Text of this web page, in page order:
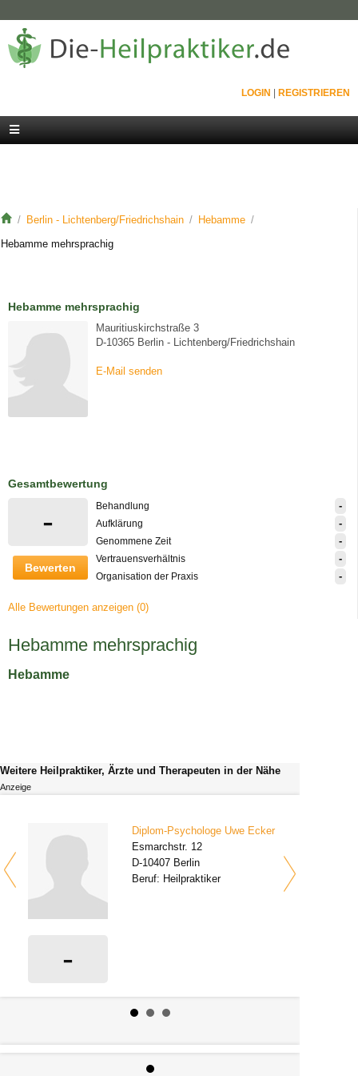
LOGIN REGISTRIEREN
Berlin - Lichtenberg/Friedrichshain
Hebamme
Hebamme mehrsprachig
Hebamme mehrsprachig
Mauritiuskirchstraße 3
D-10365 Berlin - Lichtenberg/Friedrichshain
E-Mail senden
Gesamtbewertung
-
Bewerten
Behandlung -
Aufklärung -
Genommene Zeit -
Vertrauensverhältnis -
Organisation der Praxis -
Alle Bewertungen anzeigen (0)
Hebamme mehrsprachig
Hebamme
Weitere Heilpraktiker, Ärzte und Therapeuten in der Nähe
Anzeige
-
Diplom-Psychologe Uwe Ecker
Esmarchstr. 12
D-10407 Berlin
Beruf: Heilpraktiker